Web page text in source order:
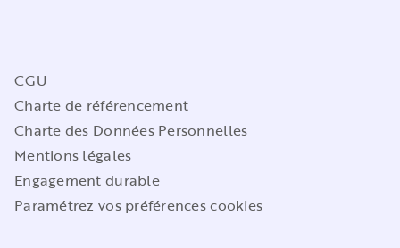
CGU
Charte de référencement
Charte des Données Personnelles
Mentions légales
Engagement durable
Paramétrez vos préférences cookies